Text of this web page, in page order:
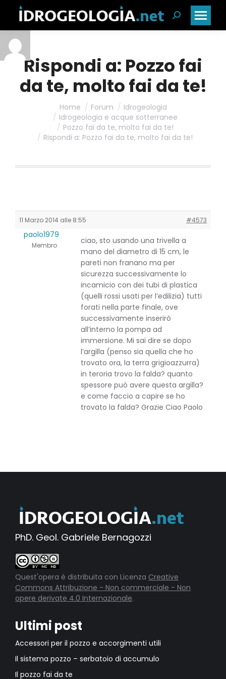
Cerca:
Rispondi a: Pozzo fai
da te, molto fai da te!
Home Forum
Idrogeologia
Idrogeologia e acque sotterranee
Pozzo fai da te, molto fai da te!
Rispondi a: Pozzo fai da te, molto fai da te!
11 Marzo 2014 alle 8:55 #4573
paolo1979
Membro
ciao, sto usando una trivella a
mano del diametro di 15 cm, le
pareti non franano ma per
sicurezza successivamente lo
incamicio con dei tubi di plastica
(quelli rossi usati per l’edilizia) tutti
forati nella parte finale, ove
successivamente inserirò
all’interno la pompa ad
immersione. Mi sai dire se dopo
l’argilla (penso sia quella che ho
trovato ora, la terra grigioazzurra)
in teroria trovo la falda? quanto
spessore può avere questa argilla?
e come faccio a capire se ho
trovato la falda? Grazie Ciao Paolo
PhD. Geol. Gabriele Bernagozzi
Quest'opera è distribuita con Licenza Creative
Commons Attribuzione - Non commerciale - Non
opere derivate 4.0 Internazionale.
Ultimi post
Accessori per il pozzo e accorgimenti utili
Il sistema pozzo – serbatoio di accumulo
Il pozzo fai da te